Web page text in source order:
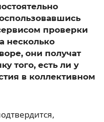
проверки
несколько
они получат
того, есть ли у
в коллективном